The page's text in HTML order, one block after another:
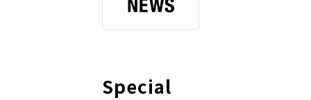
Special